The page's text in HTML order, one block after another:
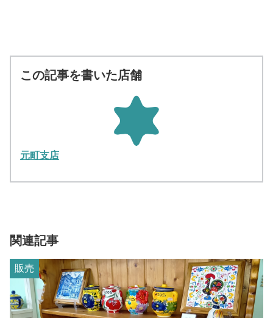
この記事を書いた店舗
元町支店
関連記事
販売